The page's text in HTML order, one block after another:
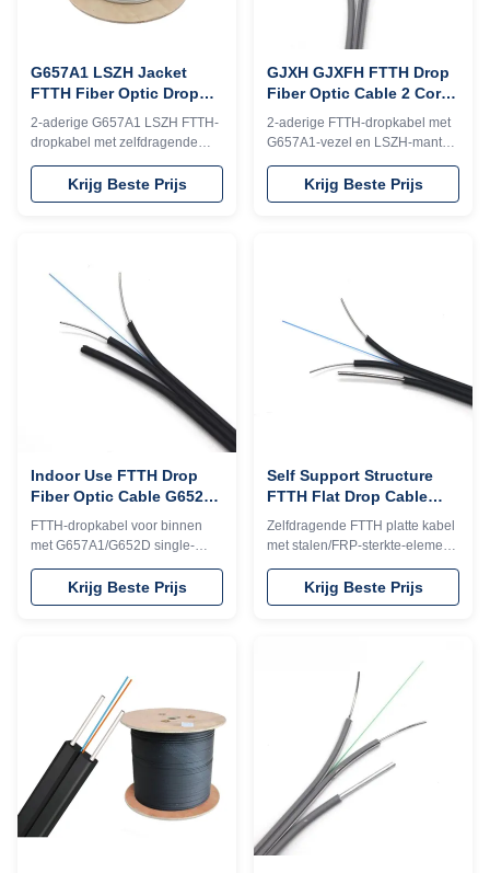
G657A1 LSZH Jacket
FTTH Fiber Optic Drop
Cable Fig 8 Self
Supporting 2 Core
2-aderige G657A1 LSZH FTTH-
dropkabel met zelfdragende
staaldraad. Beschikt over een
treksterkte van 100/200N, CE-
certificering en duurzaamheid
Krijg Beste Prijs
GJXH GJXFH FTTH Drop
Fiber Optic Cable 2 Core
G657A Wire Novel Flute
Design
2-aderige FTTH-dropkabel met
G657A1-vezel en LSZH-mantel.
Beschikt over een lage
buiggevoeligheid, hoge
druk-/treksterkte en
Krijg Beste Prijs
Indoor Use FTTH Drop
Fiber Optic Cable G652D
G657A1 GJXH LSZH
Sheath 100N
FTTH-dropkabel voor binnen
met G657A1/G652D single-
mode glasvezel. Voorzien van
LSZH brandvertragende jas,
droog ontwerp en hoge
Krijg Beste Prijs
Self Support Structure
FTTH Flat Drop Cable
G652D G657A Steel Fiber
Optic Wire
Zelfdragende FTTH platte kabel
met stalen/FRP-sterkte-element.
Voorzien van G657A1/G652D
single-mode vezels, LSZH/PVC-
mantel, uitstekende kreuk- en
Krijg Beste Prijs